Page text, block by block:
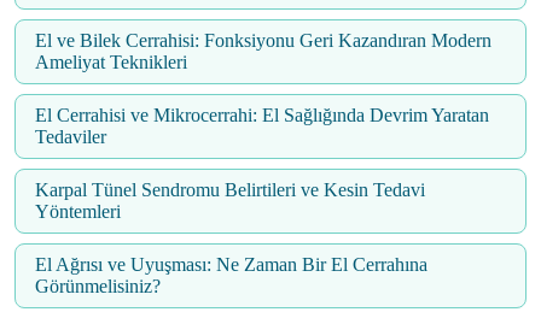
El ve Bilek Cerrahisi: Fonksiyonu Geri Kazandıran Modern
Ameliyat Teknikleri
El Cerrahisi ve Mikrocerrahi: El Sağlığında Devrim Yaratan
Tedaviler
Karpal Tünel Sendromu Belirtileri ve Kesin Tedavi
Yöntemleri
El Ağrısı ve Uyuşması: Ne Zaman Bir El Cerrahına
Görünmelisiniz?